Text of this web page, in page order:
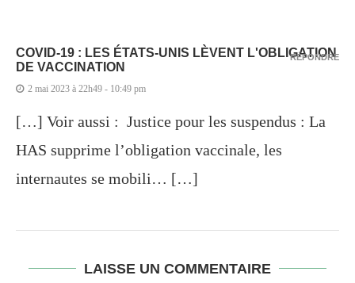
COVID-19 : LES ÉTATS-UNIS LÈVENT L'OBLIGATION
DE VACCINATION
2 mai 2023 à 22h49 - 10:49 pm
[…] Voir aussi : Justice pour les suspendus : La
HAS supprime l’obligation vaccinale, les
internautes se mobili… […]
RÉPONDRE
LAISSE UN COMMENTAIRE